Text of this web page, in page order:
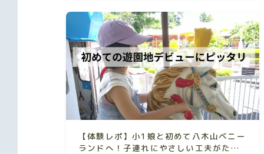
【体験レポ】小1娘と初めて八木山ベニー
ランドへ！子連れにやさしい工夫がたく